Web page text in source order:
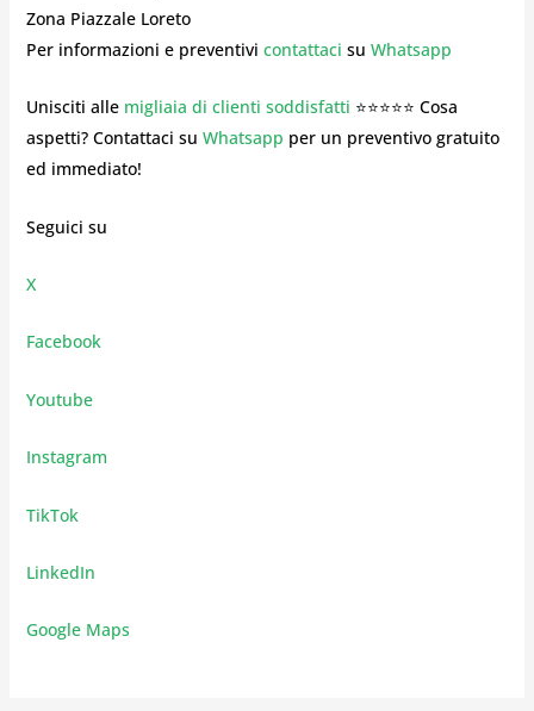
Zona Piazzale Loreto
Per informazioni e preventivi contattaci su Whatsapp
Unisciti alle migliaia di clienti soddisfatti ⭐⭐⭐⭐⭐ Cosa
aspetti? Contattaci su Whatsapp per un preventivo gratuito
ed immediato!
Seguici su
X
Facebook
Youtube
Instagram
TikTok
LinkedIn
Google Maps